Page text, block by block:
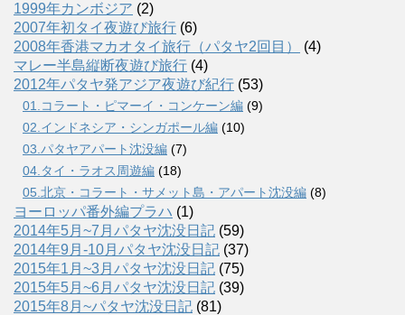
1999年カンボジア (2)
2007年初タイ夜遊び旅行 (6)
2008年香港マカオタイ旅行（パタヤ2回目）
(4)
マレー半島縦断夜遊び旅行 (4)
2012年パタヤ発アジア夜遊び紀行 (53)
01.コラート・ピマーイ・コンケーン編 (9)
02.インドネシア・シンガポール編 (10)
03.パタヤアパート沈没編 (7)
04.タイ・ラオス周遊編 (18)
05.北京・コラート・サメット島・アパート沈没編 (8)
ヨーロッパ番外編プラハ (1)
2014年5月~7月パタヤ沈没日記 (59)
2014年9月-10月パタヤ沈没日記 (37)
2015年1月~3月パタヤ沈没日記 (75)
2015年5月~6月パタヤ沈没日記 (39)
2015年8月~パタヤ沈没日記 (81)